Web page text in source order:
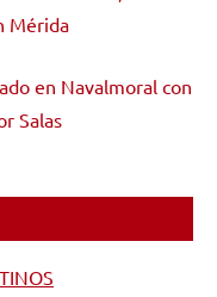
Mérida
en Navalmoral con
Salas